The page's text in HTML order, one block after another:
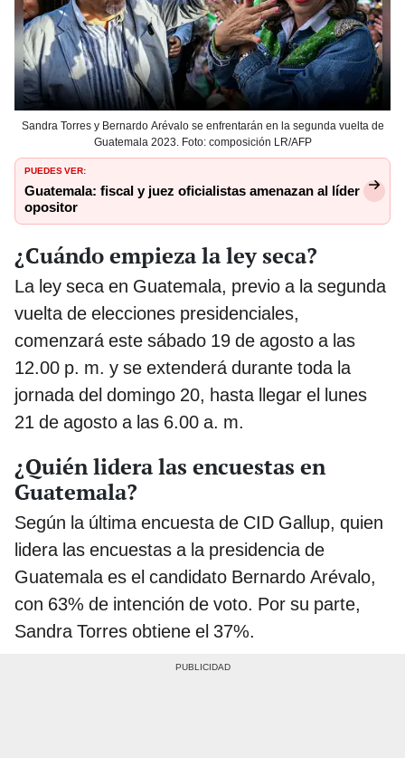
Sandra Torres y Bernardo Arévalo se enfrentarán en la segunda vuelta de
Guatemala 2023. Foto: composición LR/AFP
PUEDES VER:
Guatemala: fiscal y juez oficialistas amenazan al líder
opositor
¿Cuándo empieza la ley seca?
La ley seca en Guatemala, previo a la segunda
vuelta de elecciones presidenciales,
comenzará este sábado 19 de agosto a las
12.00 p. m. y se extenderá durante toda la
jornada del domingo 20, hasta llegar el lunes
21 de agosto a las 6.00 a. m.
¿Quién lidera las encuestas en
Guatemala?
Según la última encuesta de CID Gallup, quien
lidera las encuestas a la presidencia de
Guatemala es el candidato Bernardo Arévalo,
con 63% de intención de voto. Por su parte,
Sandra Torres obtiene el 37%.